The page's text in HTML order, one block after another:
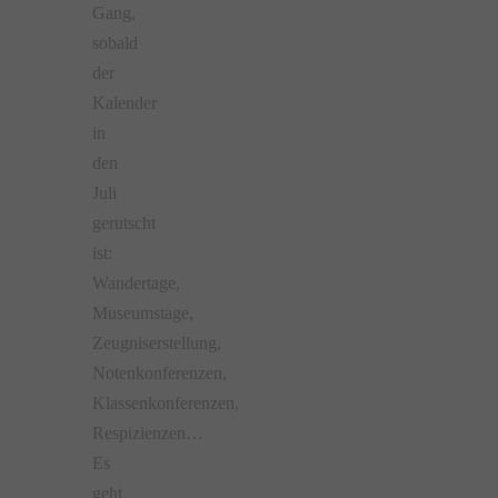
Gang,
sobald
der
Kalender
den
gerutscht
ist:
Wandertage,
Museumstage,
Zeugniserstellung,
Notenkonferenzen,
Klassenkonferenzen,
Respizienzen…
Es
geht